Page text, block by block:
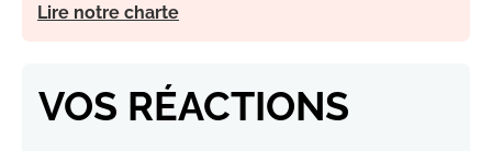
Lire notre charte
VOS RÉACTIONS